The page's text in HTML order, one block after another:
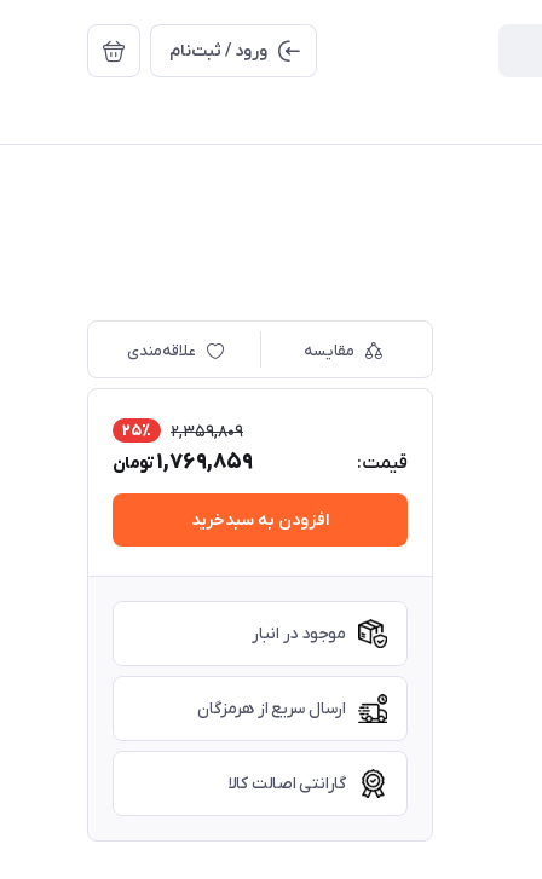
ورود / ثبت‌نام
مقایسه علاقه‌مندی
قیمت:
2,359,809 25٪
1,769,859تومان
افزودن به سبدخرید
موجود در انبار
ارسال سریع از هرمزگان
گارانتی اصالت کالا